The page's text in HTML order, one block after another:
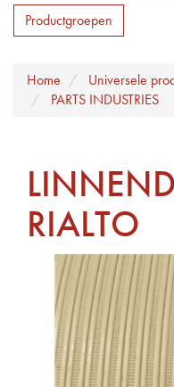
Productgroepen
Home Universele
PARTS INDUSTRIES
RIALTO